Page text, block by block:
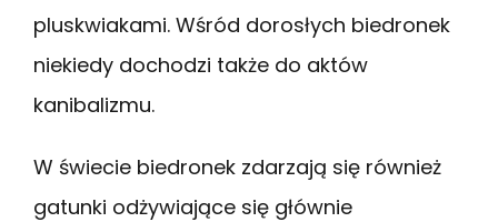
pluskwiakami. Wśród dorosłych biedronek
niekiedy dochodzi także do aktów
kanibalizmu.
W świecie biedronek zdarzają się również
gatunki odżywiające się głównie